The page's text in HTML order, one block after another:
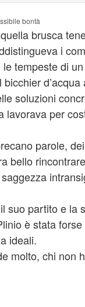
bontà
brusca
i
tempeste di
soluzioni
lavorava per
parole,
bello
suo partito e la
è stata
ideali.
molto, chi non